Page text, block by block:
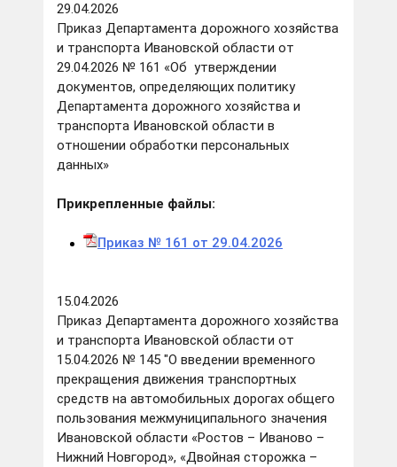
29.04.2026
Приказ Департамента дорожного хозяйства
и транспорта Ивановской области от
29.04.2026 № 161 «Об утверждении
документов, определяющих политику
Департамента дорожного хозяйства и
транспорта Ивановской области в
отношении обработки персональных
данных»
Прикрепленные файлы:
Приказ № 161 от 29.04.2026
15.04.2026
Приказ Департамента дорожного хозяйства
и транспорта Ивановской области от
15.04.2026 № 145 "О введении временного
прекращения движения транспортных
средств на автомобильных дорогах общего
пользования межмуниципального значения
Ивановской области «Ростов – Иваново –
Нижний Новгород», «Двойная сторожка –